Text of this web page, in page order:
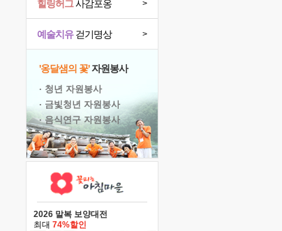
예술치유걷기명상 >
힐링허그사감포옹 >
'옹달샘의 꽃'자원봉사
· 청년 자원봉사
· 금빛청년 자원봉사
· 음식연구 자원봉사
2026 말복 보양대전
최대 74%할인